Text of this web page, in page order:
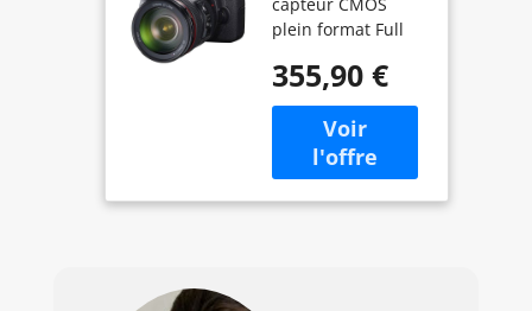
20,2 MP - Noir
plein format Full
commande
manuelle 8,11 cm
(3,2 pouces) avec
une résolution de
1.040.000 pixels
Contenu de la
355,90 €